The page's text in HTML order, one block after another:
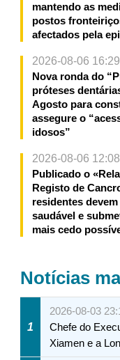
mantendo as
postos
afectados pela
2026-08-06 16:29
Nova ronda do
próteses
Agosto para
assegure o
idosos”
2026-08-06 12:08
Publicado o
Registo de
residentes
saudável e
mais cedo
Notícias
1
2026-08-03
Chefe do
Xiamen e a